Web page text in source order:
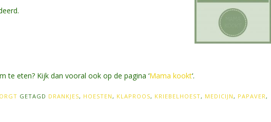
eten? Kijk dan vooral ook op de pagina ‘Mama kookt‘.
GETAGD DRANKJES, HOESTEN , KLAPROOS, KRIEBELHOEST, MEDICIJN , PAPAVER ,